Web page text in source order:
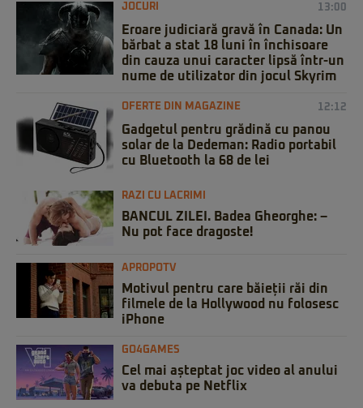
JOCURI 13:00
Eroare judiciară gravă în Canada: Un
bărbat a stat 18 luni în închisoare
din cauza unui caracter lipsă într-un
nume de utilizator din jocul Skyrim
OFERTE DIN MAGAZINE 12:12
Gadgetul pentru grădină cu panou
solar de la Dedeman: Radio portabil
cu Bluetooth la 68 de lei
RAZI CU LACRIMI
BANCUL ZILEI. Badea Gheorghe: –
Nu pot face dragoste!
APROPOTV
Motivul pentru care băieții răi din
filmele de la Hollywood nu folosesc
iPhone
GO4GAMES
Cel mai așteptat joc video al anului
va debuta pe Netflix